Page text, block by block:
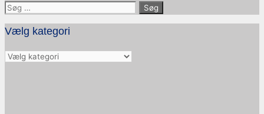
Søg
efter:
Vælg kategori
Vælg